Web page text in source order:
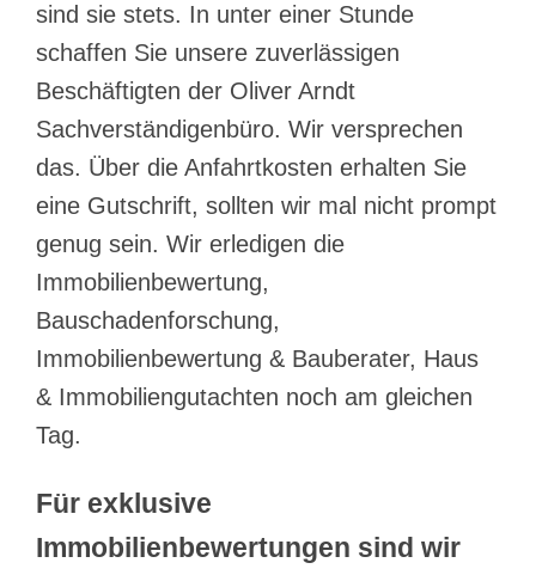
sind sie stets. In unter einer Stunde
schaffen Sie unsere zuverlässigen
Beschäftigten der Oliver Arndt
Sachverständigenbüro. Wir versprechen
das. Über die Anfahrtkosten erhalten Sie
eine Gutschrift, sollten wir mal nicht prompt
genug sein. Wir erledigen die
Immobilienbewertung,
Bauschadenforschung,
Immobilienbewertung & Bauberater, Haus
& Immobiliengutachten noch am gleichen
Tag.
Für exklusive
Immobilienbewertungen sind wir